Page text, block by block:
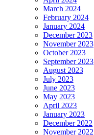
March 2024
February 2024
January 2024
December 2023
November 2023
October 2023
September 2023
August 2023
July 2023
June 2023
May 2023
April 2023
January 2023
December 2022
November 2022